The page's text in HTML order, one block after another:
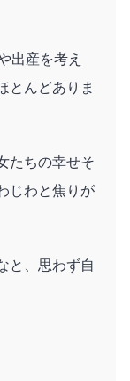
出産を考え
とんどありま
たちの幸せそ
じわと焦りが
と、思わず自